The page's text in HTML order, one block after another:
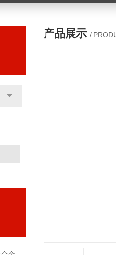
产品展示 /